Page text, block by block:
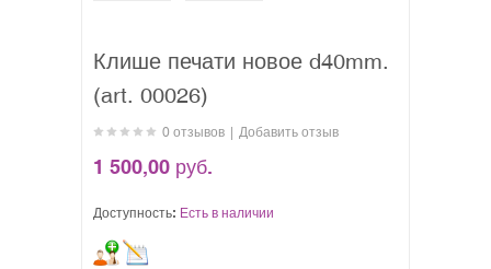
Клише печати новое d40mm.
(art. 00026)
0 отзывов Добавить отзыв
1 500,00 руб.
Доступность: Есть в наличии